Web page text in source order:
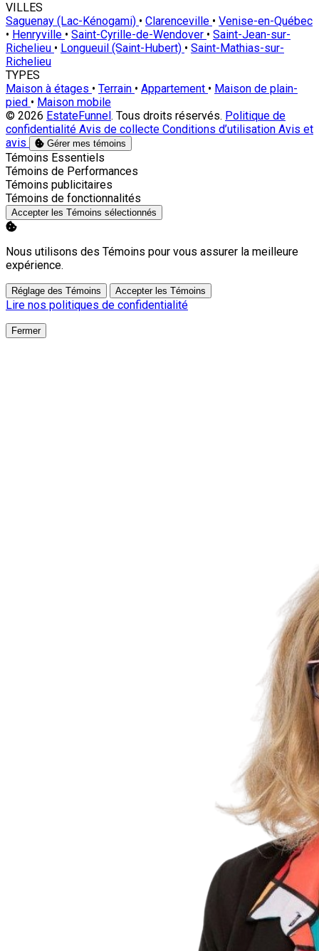
VILLES
Saguenay (Lac-Kénogami) • Clarenceville • Venise-en-Québec
• Henryville • Saint-Cyrille-de-Wendover • Saint-Jean-sur-
Richelieu • Longueuil (Saint-Hubert) • Saint-Mathias-sur-
Richelieu
TYPES
Maison à étages • Terrain • Appartement • Maison de plain-
pied • Maison mobile
© 2026 EstateFunnel. Tous droits réservés. Politique de
confidentialité Avis de collecte Conditions d’utilisation Avis et
avis
Gérer mes témoins
Activer
Témoins Essentiels
Activer
Témoins de Performances
Activer
Témoins publicitaires
Activer
Témoins de fonctionnalités
Accepter les Témoins sélectionnés
Nous utilisons des Témoins pour vous assurer la meilleure
expérience.
Réglage des Témoins Accepter les Témoins
Lire nos politiques de confidentialité
Fermer